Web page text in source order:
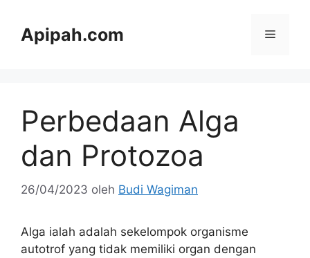
Apipah.com Menu
Perbedaan Alga
dan Protozoa
26/04/2023 oleh Budi Wagiman
Alga ialah adalah sekelompok organisme
autotrof yang tidak memiliki organ dengan